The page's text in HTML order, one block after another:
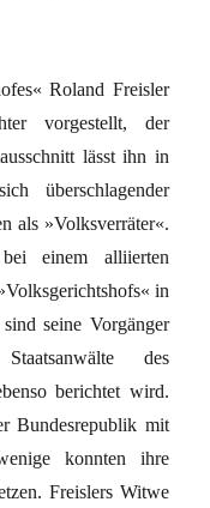
Roland Freisler
vorgestellt, der
lässt ihn in
überschlagender
als »Volksverräter«.
einem alliierten
in
seine Vorgänger
des
berichtet wird.
Bundesrepublik mit
konnten ihre
Freislers Witwe